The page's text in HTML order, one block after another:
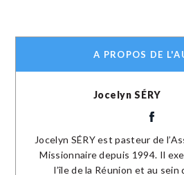
A PROPOS DE
Jocelyn SÉRY
Jocelyn SÉRY est pasteur de
Missionnaire depuis 1994. Il
l’île de la Réunion et au sein